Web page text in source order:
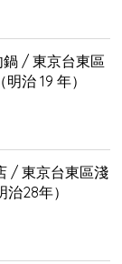
/ 東京台東區
治 19 年）
/ 東京台東區淺
28年）